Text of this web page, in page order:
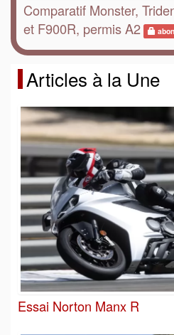
Comparatif Monster,
et F900R, permis A2
Articles à la Une
Essai Norton Manx R